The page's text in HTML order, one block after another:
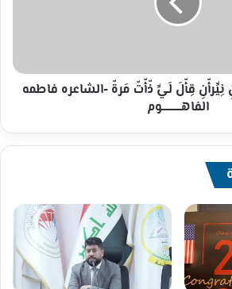
قِأّلَ لَيِّ ذّأّتّ مَرةّ -الشاعره فاطمه
الفاهــــــــــــوم